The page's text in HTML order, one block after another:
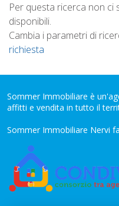
Chiusura
Il Rogito
La Scelta Di Un Esperto
Il Prezzo Lo Fa Il Mercato
Per questa ricerca non
disponibili.
Cambia i parametri di
richiesta
Sommer Immobiliare è
affitti e vendita in tutto il
Sommer Immobiliare Nervi